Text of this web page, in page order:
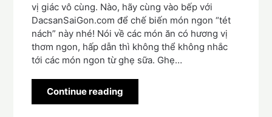
vị giác vô cùng. Nào, hãy cùng vào bếp với
DacsanSaiGon.com để chế biến món ngon “tét
nách” này nhé! Nói về các món ăn có hương vị
thơm ngon, hấp dẫn thì không thể không nhắc
tới các món ngon từ ghẹ sữa. Ghẹ…
Continue reading